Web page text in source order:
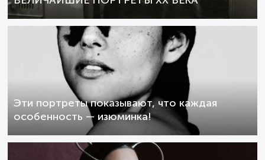
Эти портреты показывают, что каждая
особенность — изюминка!